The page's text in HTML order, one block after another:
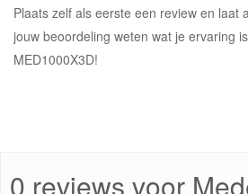
Plaats zelf als eerste een review en laat
jouw beoordeling weten wat je ervaring
MED1000X3D!
0 reviews voor